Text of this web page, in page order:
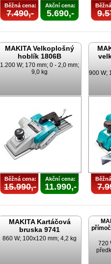
Běžná cena:
7.490,-
Akční cena:
5.690,-
MAKITA Velkoplošný
hoblík 1806B
1.200 W; 170 mm; 0 - 2,0 mm;
9,0 kg
Běžná cena:
15.990,-
Akční cena:
11.990,-
900 W;
MAKITA Kartáčová
bruska 9741
860 W; 100x120 mm; 4,2 kg
720